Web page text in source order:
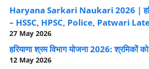
Haryana Sarkari Naukari 2026 |
– HSSC, HPSC, Police, Patwari
27 May 2026
हरियाणा श्रम विभाग योजना 2026: श्रमिकों
12 May 2026